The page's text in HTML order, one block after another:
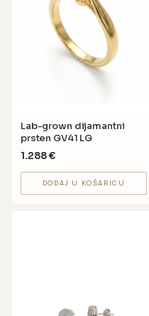
Lab-grown dijamantni
prsten GV41 LG
1.288€
DODAJ U KOŠARICU